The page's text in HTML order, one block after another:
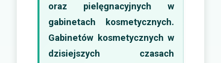
oraz pielęgnacyjnych w
gabinetach kosmetycznych.
Gabinetów kosmetycznych w
dzisiejszych czasach